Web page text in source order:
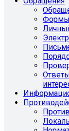
Формы